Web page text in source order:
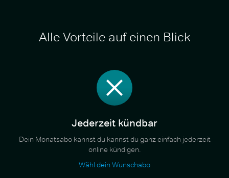
Alle Vorteile auf einen Blick
Jederzeit kündbar
Dein Monatsabo kannst du kannst du ganz einfach jederzeit
online kündigen.
Wähl dein Wunschabo